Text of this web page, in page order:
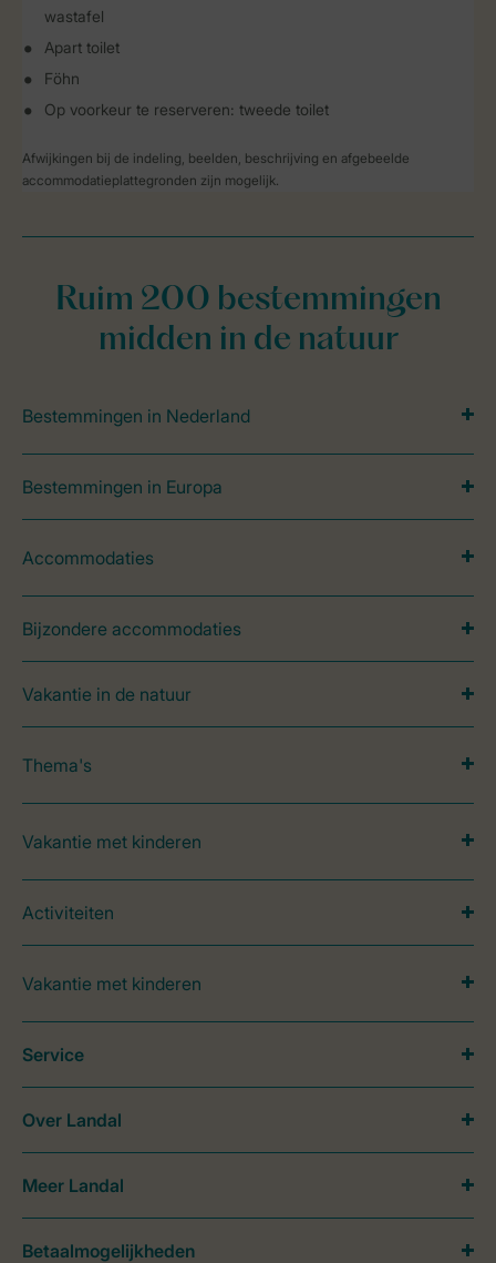
wastafel
Apart toilet
Föhn
Op voorkeur te reserveren: tweede toilet
Afwijkingen bij de indeling, beelden, beschrijving en afgebeelde
accommodatieplattegronden zijn mogelijk.
Ruim 200 bestemmingen
midden in de natuur
Bestemmingen in Nederland
Bestemmingen in Europa
Accommodaties
Bijzondere accommodaties
Vakantie in de natuur
Thema's
Vakantie met kinderen
Activiteiten
Vakantie met kinderen
Service
Over Landal
Meer Landal
Betaalmogelijkheden